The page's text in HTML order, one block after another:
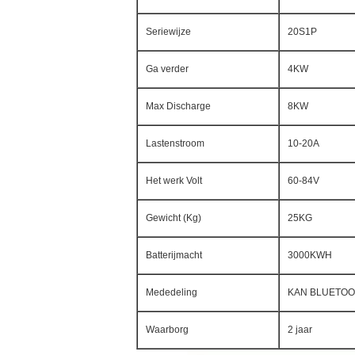
Seriewijze 20S1P
Ga verder 4KW
Max Discharge 8KW
Lastenstroom 10-20A
Het werk Volt 60-84V
Gewicht (Kg) 25KG
Batterijmacht 3000KWH
Mededeling KAN
Waarborg 2 jaar